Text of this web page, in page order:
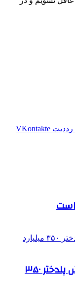
‫رددیت ‫VKontakte
حجم سرمایه‌گذاری کارخانه پترو پالایش پلدختر ۳۵۰